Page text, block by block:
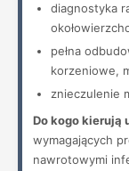
diagnostyka
pełna
korzeniowe,
znieczulenie
Do kogo kierują
wymagających
nawrotowymi